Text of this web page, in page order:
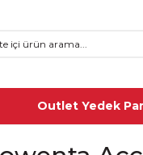
Outlet Yedek